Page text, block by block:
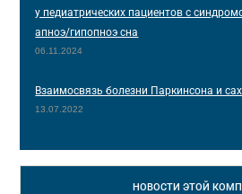
у педиатрических пациентов с
апноэ/гипопноэ сна
06.11.2024
Взаимосвязь болезни Паркинсона и
13.07.2022
НОВОСТИ ЭТОЙ